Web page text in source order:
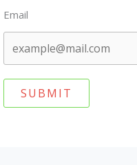
Email
SUBMIT